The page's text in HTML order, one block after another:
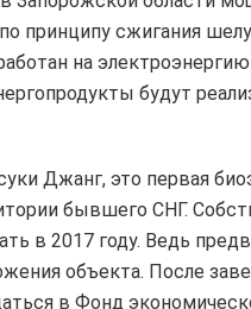
принципу сжигания
на
будут
Джанг, это первая
бывшего СНГ.
в 2017 году. Ведь
объекта. После
в Фонд